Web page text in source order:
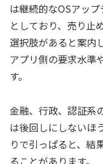
は継続的なOSアッ
としており、売り止
選択肢があると案内
アプリ側の要求水準
す。
金融、行政、認証系
は後回しにしないほ
りで引っぱると、結
ることがあります。